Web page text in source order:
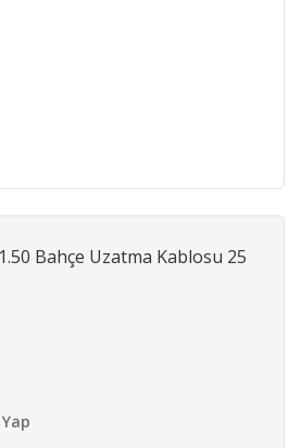
Bahçe Uzatma Kablosu 25